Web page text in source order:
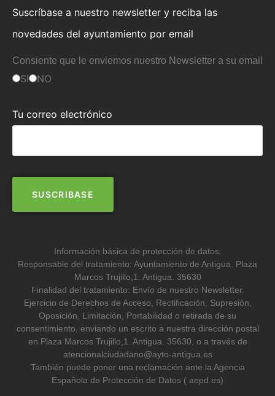
Suscríbase a nuestro newsletter y reciba las
novedades del ayuntamiento por email
Consiente que le enviemos nuestro Newsletter a su email
SI NO
Tu correo electrónico
Información básica de protección de datos:
Responsable del tratamiento: Ayuntamiento de Antigua. Plaza
Marcos Trujillo,1. Antigua. 35630
Finalidad del tratamiento: Envío de nuestro Newsletter.
Ejercicio de Derechos de Acceso, Rectificación, Supresión,
Oposición, Limitación, Portabilidad o retirada de su
consentimiento, enviando un escrito a nuestra dirección postal
en Plaza Marcos Trujillo,1. Antigua. 35630, o a través de
atencionalciudadano@ayto-antigua.es
También puede poner una reclamación ante la Agencia
Española de Protección de Datos ( aepd.es)